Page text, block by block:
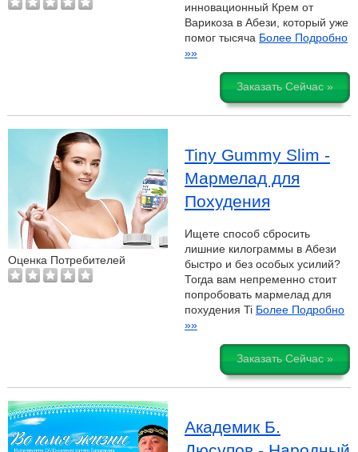
инновационный Крем от
Варикоза в Абези, который уже
помог тысяча Более Подробно
»»
Заказать Сейчас »
Оценка Потребителей
Tiny Gummy Slim -
Мармелад для
Похудения
Ищете способ сбросить
лишние килограммы в Абези
быстро и без особых усилий?
Тогда вам непременно стоит
попробовать мармелад для
похудения Ti Более Подробно
»»
Заказать Сейчас »
Академик Б.